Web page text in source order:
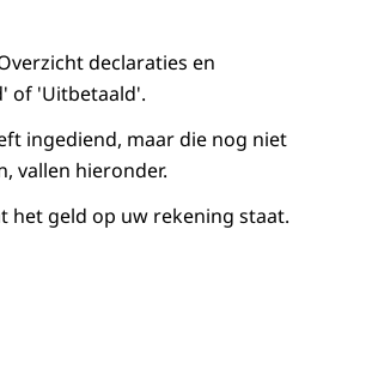
Klik hiervoor op de knop
een weekend? Dan
de kosten hiervoor in.
declaraties en
of 'Uitbetaald'.
ingediend, maar die nog niet
vallen hieronder.
het geld op uw rekening staat.